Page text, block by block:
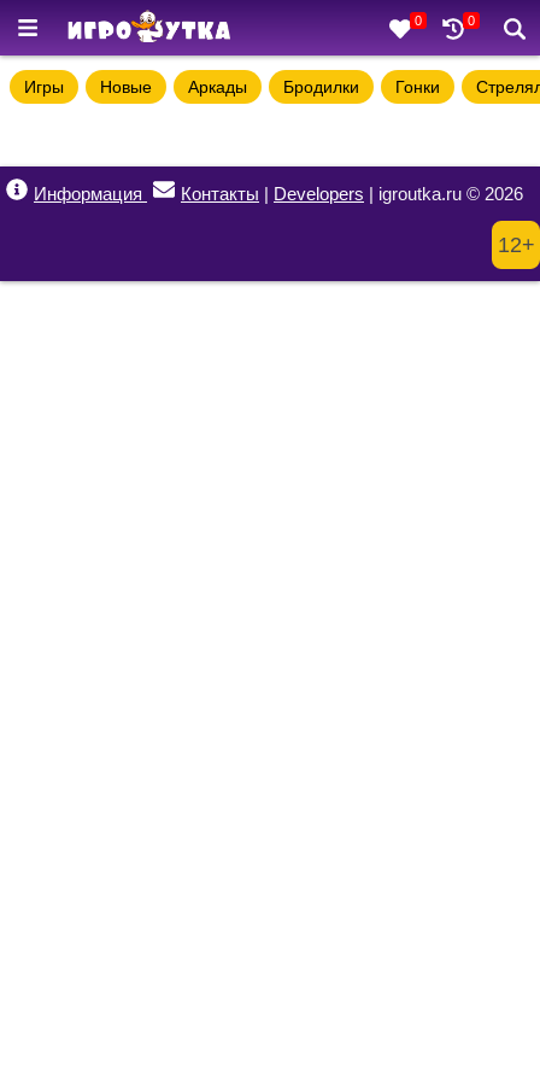
0 0
Игры Новые Аркады Бродилки Гонки
Информация Контакты | Developers | igroutka.ru © 2026
12+